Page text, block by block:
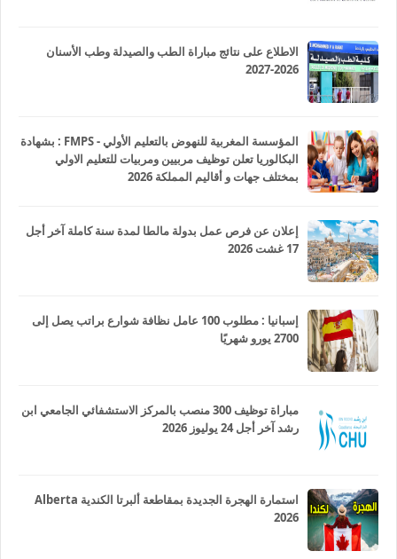
الاطلاع على نتائج مباراة الطب والصيدلة وطب الأسنان
2026-2027
المؤسسة المغربية للنهوض بالتعليم الأولي - FMPS : بشهادة
البكالوريا تعلن توظيف مربيين ومربيات للتعليم الاولي
بمختلف جهات و أقاليم المملكة 2026
إعلان عن فرص عمل بدولة مالطا لمدة سنة كاملة آخر أجل
17 غشت 2026
إسبانيا : مطلوب 100 عامل نظافة شوارع براتب يصل إلى
2700 يورو شهريًا
مباراة توظيف 300 منصب بالمركز الاستشفائي الجامعي ابن
رشد آخر أجل 24 يوليوز 2026
استمارة الهجرة الجديدة بمقاطعة ألبرتا الكندية Alberta
2026